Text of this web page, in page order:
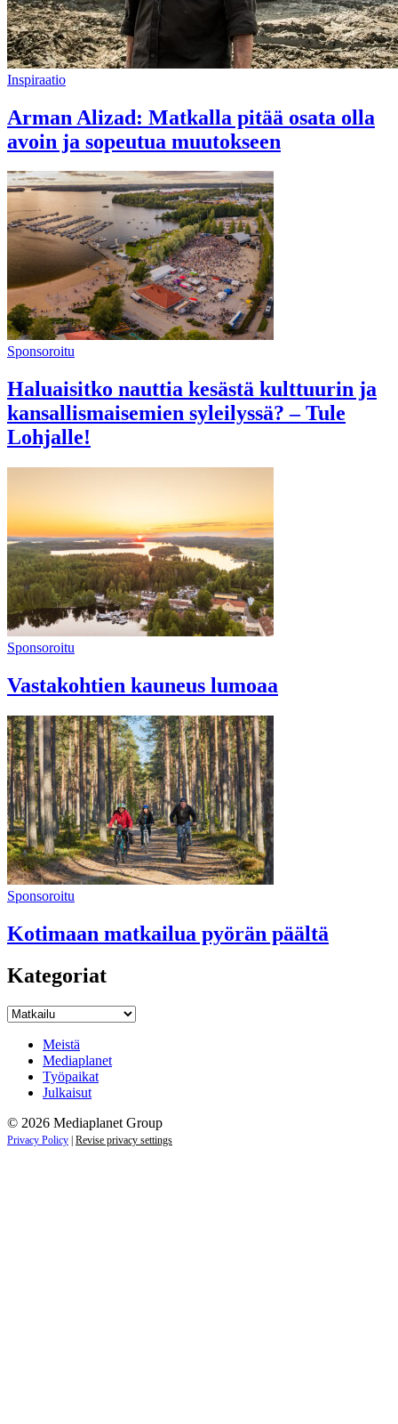
Inspiraatio
Arman Alizad: Matkalla pitää osata olla
avoin ja sopeutua muutokseen
Sponsoroitu
Haluaisitko nauttia kesästä kulttuurin ja
kansallismaisemien syleilyssä? – Tule
Lohjalle!
Sponsoroitu
Vastakohtien kauneus lumoaa
Sponsoroitu
Kotimaan matkailua pyörän päältä
Kategoriat
Kategoriat
Meistä
Mediaplanet
Työpaikat
Julkaisut
© 2026 Mediaplanet Group
Privacy Policy | Revise privacy settings